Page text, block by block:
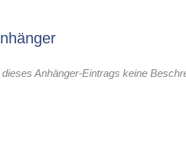
Anhänger-Eintrags keine